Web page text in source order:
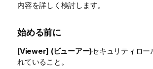
内容を詳しく検討します。
始める前に
[Viewer] (ビューアー)セキュリティロー
れていること。